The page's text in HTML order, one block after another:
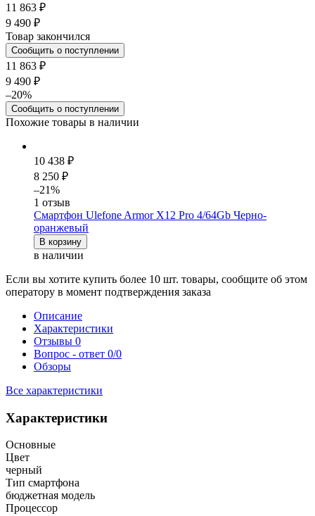
11 863 ₽
9 490 ₽
Товар закончился
Сообщить о поступлении
11 863 ₽
9 490 ₽
–20%
Сообщить о поступлении
Похожие товары в наличии
10 438 ₽
8 250 ₽
–21%
1 отзыв
Смартфон Ulefone Armor X12 Pro 4/64Gb Черно-
оранжевый
В корзину
в наличии
Если вы хотите купить более 10 шт. товары, сообщите об этом
оператору в момент подтверждения заказа
Описание
Характеристики
Отзывы 0
Вопрос - ответ 0/0
Обзоры
Все характеристики
Характеристики
Основные
Цвет
черный
Тип смартфона
бюджетная модель
Процессор